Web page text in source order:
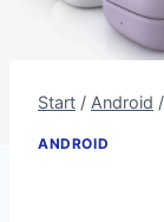
Start / Android /
ANDROID